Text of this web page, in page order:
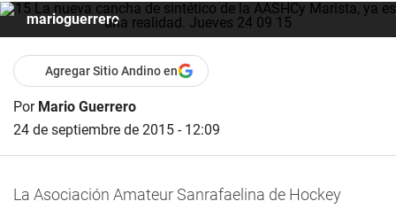
marioguerrero
Agregar Sitio Andino en
Por Mario Guerrero
24 de septiembre de 2015 - 12:09
La Asociación Amateur Sanrafaelina de Hockey